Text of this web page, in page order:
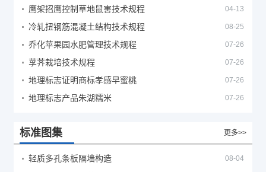
鹰架招鹰控制草地鼠害技术规程 04-13
冷轧扭钢筋混凝土结构技术规程 08-25
乔化苹果园水肥管理技术规程 07-26
莩荠栽培技术规程 07-26
地理标志证明商标孝感早蜜桃 07-26
地理标志产品朱湖糯米 07-26
标准图集 更多>>
轻质多孔条板隔墙构造 08-04